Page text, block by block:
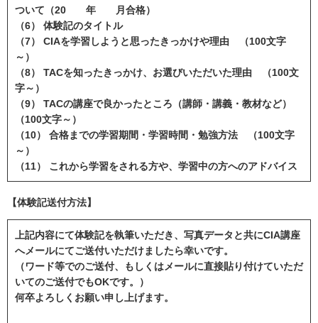
ついて（20 年 月合格）
（6） 体験記のタイトル
（7） CIAを学習しようと思ったきっかけや理由 （100文字
～）
（8） TACを知ったきっかけ、お選びいただいた理由 （100文
字～）
（9） TACの講座で良かったところ（講師・講義・教材など）
（100文字～）
（10） 合格までの学習期間・学習時間・勉強方法 （100文字
～）
（11） これから学習をされる方や、学習中の方へのアドバイス
【体験記送付方法】
上記内容にて体験記を執筆いただき、写真データと共にCIA講座
へメールにてご送付いただけましたら幸いです。
（ワード等でのご送付、もしくはメールに直接貼り付けていただ
いてのご送付でもOKです。）
何卒よろしくお願い申し上げます。